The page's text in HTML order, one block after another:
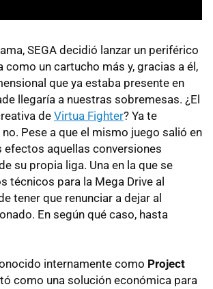
SEGA decidió lanzar un periférico
como un cartucho más y, gracias a él,
que ya estaba presente en
llegaría a nuestras sobremesas. ¿El
de Virtua Fighter? Ya te
Pese a que el mismo juego salió en
efectos aquellas conversiones
su propia liga. Una en la que se
técnicos para la Mega Drive al
tener que renunciar a dejar al
En según qué caso, hasta
internamente como Project
como una solución económica para